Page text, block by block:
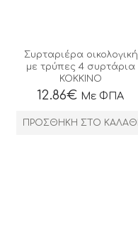
Συρταριέρα οικολογική
με τρύπες 4 συρτάρια
ΚΟΚΚΙΝΟ
12.86€ Με ΦΠΑ
ΠΡΟΣΘΉΚΗ ΣΤΟ ΚΑΛΆΘΙ